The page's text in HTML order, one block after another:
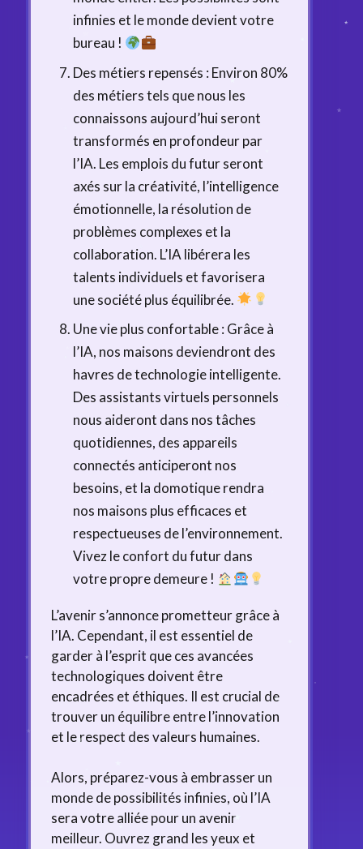
infinies et le monde devient votre
bureau !
Des métiers repensés : Environ 80%
des métiers tels que nous les
connaissons aujourd’hui seront
transformés en profondeur par
l’IA. Les emplois du futur seront
axés sur la créativité, l’intelligence
émotionnelle, la résolution de
problèmes complexes et la
collaboration. L’IA libérera les
talents individuels et favorisera
une société plus équilibrée.
Une vie plus confortable : Grâce à
l’IA, nos maisons deviendront des
havres de technologie intelligente.
Des assistants virtuels personnels
nous aideront dans nos tâches
quotidiennes, des appareils
connectés anticiperont nos
besoins, et la domotique rendra
nos maisons plus efficaces et
respectueuses de l’environnement.
Vivez le confort du futur dans
votre propre demeure !
L’avenir s’annonce prometteur grâce à
l’IA. Cependant, il est essentiel de
garder à l’esprit que ces avancées
technologiques doivent être
encadrées et éthiques. Il est crucial de
trouver un équilibre entre l’innovation
et le respect des valeurs humaines.
Alors, préparez-vous à embrasser un
monde de possibilités infinies, où l’IA
sera votre alliée pour un avenir
meilleur. Ouvrez grand les yeux et